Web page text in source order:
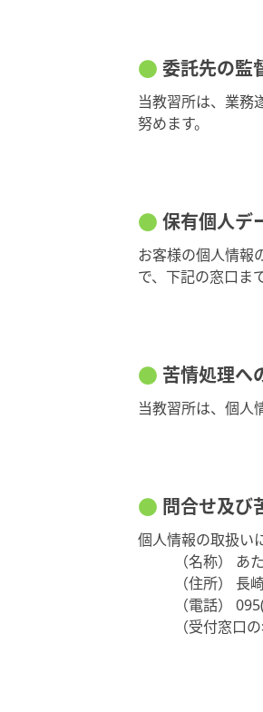
委託先の監
当教習所は、業務
努めます。
保有個人デ
お客様の個人情報
で、下記の窓口ま
苦情処理へ
当教習所は、個人
問合せ及び
個人情報の取扱い
（名称） あ
（住所） 長
（電話）
（受付窓口